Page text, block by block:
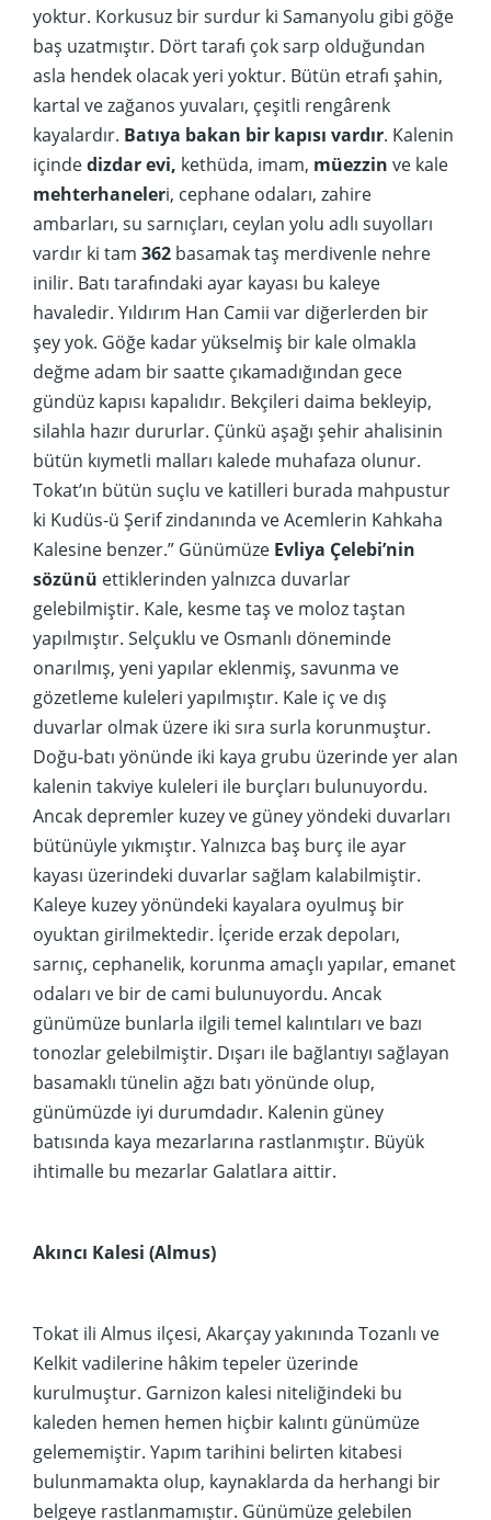
yoktur. Korkusuz bir surdur ki Samanyolu gibi göğe
baş uzatmıştır. Dört tarafı çok sarp olduğundan
asla hendek olacak yeri yoktur. Bütün etrafı şahin,
kartal ve zağanos yuvaları, çeşitli rengârenk
kayalardır. Batıya bakan bir kapısı vardır. Kalenin
içindedizdar evi, kethüda, imam, müezzin ve kale
mehterhaneleri, cephane odaları, zahire
ambarları, su sarnıçları, ceylan yolu adlı suyolları
vardır ki tam 362 basamak taş merdivenle nehre
inilir. Batı tarafındaki ayar kayası bu kaleye
havaledir. Yıldırım Han Camii var diğerlerden bir
şey yok. Göğe kadar yükselmiş bir kale olmakla
değme adam bir saatte çıkamadığından gece
gündüz kapısı kapalıdır. Bekçileri daima bekleyip,
silahla hazır dururlar. Çünkü aşağı şehir ahalisinin
bütün kıymetli malları kalede muhafaza olunur.
Tokat’ın bütün suçlu ve katilleri burada mahpustur
ki Kudüs-ü Şerif zindanında ve Acemlerin Kahkaha
Kalesine benzer.” Günümüze Evliya Çelebi’nin
sözünü ettiklerinden yalnızca duvarlar
gelebilmiştir. Kale, kesme taş ve moloz taştan
yapılmıştır. Selçuklu ve Osmanlı döneminde
onarılmış, yeni yapılar eklenmiş, savunma ve
gözetleme kuleleri yapılmıştır. Kale iç ve dış
duvarlar olmak üzere iki sıra surla korunmuştur.
Doğu-batı yönünde iki kaya grubu üzerinde yer alan
kalenin takviye kuleleri ile burçları bulunuyordu.
Ancak depremler kuzey ve güney yöndeki duvarları
bütünüyle yıkmıştır. Yalnızca baş burç ile ayar
kayası üzerindeki duvarlar sağlam kalabilmiştir.
Kaleye kuzey yönündeki kayalara oyulmuş bir
oyuktan girilmektedir. İçeride erzak depoları,
sarnıç, cephanelik, korunma amaçlı yapılar, emanet
odaları ve bir de cami bulunuyordu. Ancak
günümüze bunlarla ilgili temel kalıntıları ve bazı
tonozlar gelebilmiştir. Dışarı ile bağlantıyı sağlayan
basamaklı tünelin ağzı batı yönünde olup,
günümüzde iyi durumdadır. Kalenin güney
batısında kaya mezarlarına rastlanmıştır. Büyük
ihtimalle bu mezarlar Galatlara aittir.
Akıncı Kalesi (Almus)
Tokat ili Almus ilçesi, Akarçay yakınında Tozanlı ve
Kelkit vadilerine hâkim tepeler üzerinde
kurulmuştur. Garnizon kalesi niteliğindeki bu
kaleden hemen hemen hiçbir kalıntı günümüze
gelememiştir. Yapım tarihini belirten kitabesi
bulunmamakta olup, kaynaklarda da herhangi bir
belgeye rastlanmamıştır. Günümüze gelebilen